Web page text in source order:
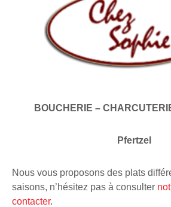
BOUCHERIE –
Pfertzel
Nous vous proposons des plats
saisons, n’hésitez pas à consulter
contacter.